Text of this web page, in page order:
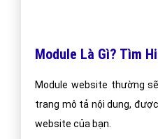
Module Là Gì? Tìm
Module website thường
trang mô tả nội dung,
website của bạn.